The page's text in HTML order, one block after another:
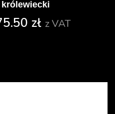
królewiecki
zł z VAT